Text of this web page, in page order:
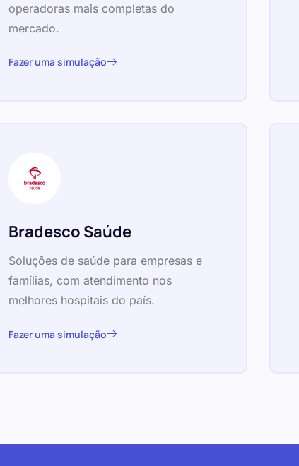
operadoras mais completas do
mercado.
Fazer uma simulação
Bradesco Saúde
Soluções de saúde para empresas e
famílias, com atendimento nos
melhores hospitais do país.
Fazer uma simulação